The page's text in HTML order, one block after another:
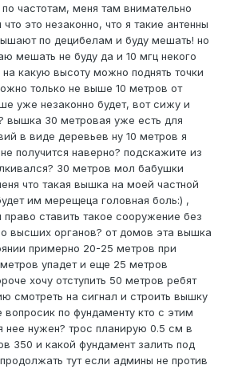
по частотам, меня там внимательно
это незаконно, что я такие антенны
по децибелам и буду мешать! но
мешать не буду да и 10 мгц некого
какую высоту можно поднять точки
только не выше 10 метров от
уже незаконно будет, вот сижу и
вышка 30 метровая уже есть для
в виде деревьев ну 10 метров я
получится наверно? подскажите из
30 метров мол бабушки
что такая вышка на моей частной
им мерещеца головная боль:) ,
ставить такое сооружение без
высших органов? от домов эта вышка
примерно 20-25 метров при
упадет и еще 25 метров
хочу отступить 50 метров ребят
смотреть на сигнал и строить вышку
по фундаменту кто с этим
нее нужен? трос планирую 0.5 см в
350 и какой фундамент залить под
тут если админы не против